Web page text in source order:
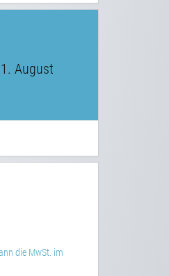
August
die MwSt. im